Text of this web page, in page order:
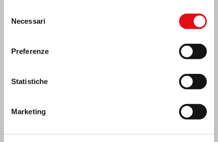
delNecessari
Preferenze
Statistiche
Marketing
MESSICO: ASSEMBLEA PLENARIA OCD